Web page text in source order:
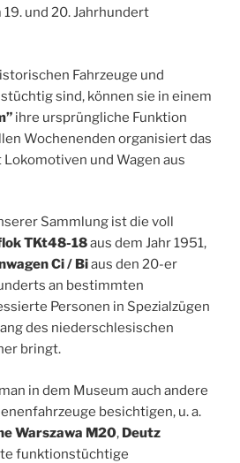
und 20. Jahrhundert
Fahrzeuge und
sind, können sie in einem
ihre ursprüngliche Funktion
Wochenenden organisiert das
und Wagen aus
Sammlung ist die voll
TKt48-18aus dem Jahr 1951,
Ci / Biaus den 20-er
an bestimmten
Personen in Spezialzügen
des niederschlesischen
bringt.
in dem Museum auch andere
besichtigen, u. a.
Warszawa M20, Deutz
funktionstüchtige